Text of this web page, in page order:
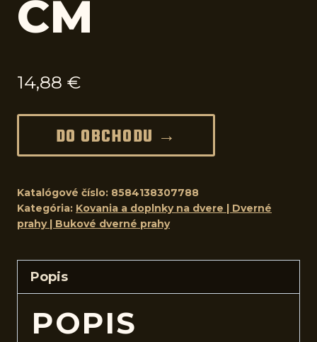
CM
14,88 €
DO OBCHODU →
Katalógové číslo: 8584138307788
Kategória: Kovania a doplnky na dvere | Dverné
prahy | Bukové dverné prahy
Popis
POPIS